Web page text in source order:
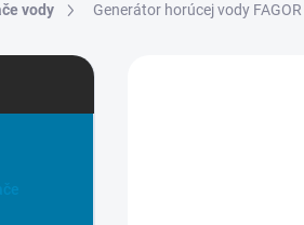
vody Generátor horúcej vody FAGOR